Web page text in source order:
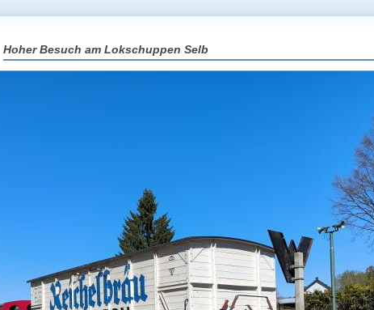
Hoher Besuch am Lokschuppen Selb